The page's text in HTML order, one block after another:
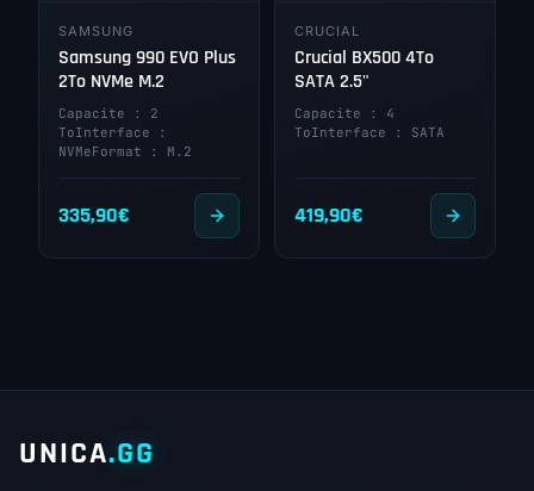
SAMSUNG
Samsung 990 EVO Plus
2To NVMe M.2
Capacite : 2
ToInterface :
NVMeFormat : M.2
335,90€
CRUCIAL
Crucial BX500 4To
SATA 2.5"
Capacite : 4
ToInterface : SATA
419,90€
UNICA.GG